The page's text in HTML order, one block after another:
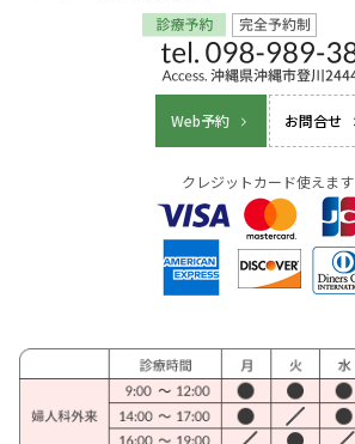
Web予約 お問合せ
クレジットカード使えます